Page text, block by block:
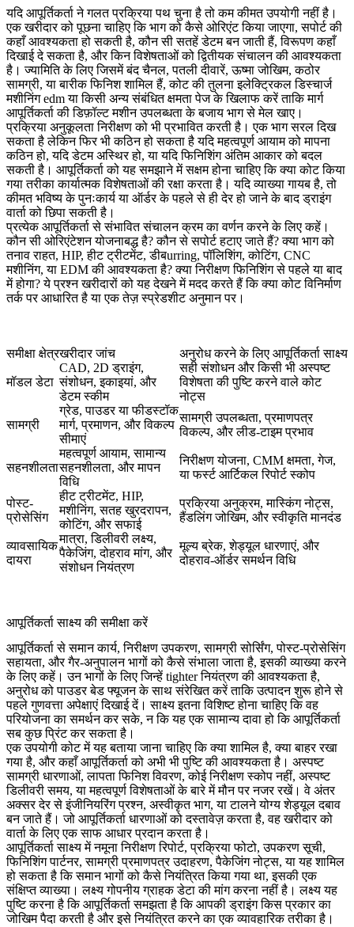
यदि आपूर्तिकर्ता ने गलत प्रक्रिया पथ चुना है तो कम कीमत उपयोगी नहीं है।
एक खरीदार को पूछना चाहिए कि भाग को कैसे ओरिएंट किया जाएगा, सपोर्ट की
कहाँ आवश्यकता हो सकती है, कौन सी सतहें डेटम बन जाती हैं, विरूपण कहाँ
दिखाई दे सकता है, और किन विशेषताओं को द्वितीयक संचालन की आवश्यकता
है। ज्यामिति के लिए जिसमें बंद चैनल, पतली दीवारें, ऊष्मा जोखिम, कठोर
सामग्री, या बारीक फिनिश शामिल हैं, कोट की तुलनाइलेक्ट्रिकल डिस्चार्ज
मशीनिंग edmया किसी अन्य संबंधित क्षमता पेज के खिलाफ करें ताकि मार्ग
आपूर्तिकर्ता की डिफ़ॉल्ट मशीन उपलब्धता के बजाय भाग से मेल खाए।
प्रक्रिया अनुकूलता निरीक्षण को भी प्रभावित करती है। एक भाग सरल दिख
सकता है लेकिन फिर भी कठिन हो सकता है यदि महत्वपूर्ण आयाम को मापना
कठिन हो, यदि डेटम अस्थिर हो, या यदि फिनिशिंग अंतिम आकार को बदल
सकती है। आपूर्तिकर्ता को यह समझाने में सक्षम होना चाहिए कि क्या कोट किया
गया तरीका कार्यात्मक विशेषताओं की रक्षा करता है। यदि व्याख्या गायब है, तो
कीमत भविष्य के पुनःकार्य या ऑर्डर के पहले से ही देर हो जाने के बाद ड्राइंग
वार्ता को छिपा सकती है।
प्रत्येक आपूर्तिकर्ता से संभावित संचालन क्रम का वर्णन करने के लिए कहें।
कौन सी ओरिएंटेशन योजनाबद्ध है? कौन से सपोर्ट हटाए जाते हैं? क्या भाग को
तनाव राहत, HIP, हीट ट्रीटमेंट, डीबurring, पॉलिशिंग, कोटिंग, CNC
मशीनिंग, या EDM की आवश्यकता है? क्या निरीक्षण फिनिशिंग से पहले या बाद
में होगा? ये प्रश्न खरीदारों को यह देखने में मदद करते हैं कि क्या कोट विनिर्माण
तर्क पर आधारित है या एक तेज़ स्प्रेडशीट अनुमान पर।
समीक्षा क्षेत्रखरीदार जांच अनुरोध करने के लिए आपूर्तिकर्ता साक्ष्य
मॉडल डेटा
CAD, 2D ड्राइंग,
संशोधन, इकाइयां, और
डेटम स्कीम
सही संशोधन और किसी भी अस्पष्ट
विशेषता की पुष्टि करने वाले कोट
नोट्स
सामग्री
ग्रेड, पाउडर या फीडस्टॉक
मार्ग, प्रमाणन, और विकल्प
सीमाएं
सामग्री उपलब्धता, प्रमाणपत्र
विकल्प, और लीड-टाइम प्रभाव
सहनशीलता
महत्वपूर्ण आयाम, सामान्य
सहनशीलता, और मापन
विधि
निरीक्षण योजना, CMM क्षमता, गेज,
या फर्स्ट आर्टिकल रिपोर्ट स्कोप
पोस्ट-
प्रोसेसिंग
हीट ट्रीटमेंट, HIP,
मशीनिंग, सतह खुरदरापन,
कोटिंग, और सफाई
प्रक्रिया अनुक्रम, मास्किंग नोट्स,
हैंडलिंग जोखिम, और स्वीकृति मानदंड
व्यावसायिक
दायरा
मात्रा, डिलीवरी लक्ष्य,
पैकेजिंग, दोहराव मांग, और
संशोधन नियंत्रण
मूल्य ब्रेक, शेड्यूल धारणाएं, और
दोहराव-ऑर्डर समर्थन विधि
आपूर्तिकर्ता साक्ष्य की समीक्षा करें
आपूर्तिकर्ता से समान कार्य, निरीक्षण उपकरण, सामग्री सोर्सिंग, पोस्ट-प्रोसेसिंग
सहायता, और गैर-अनुपालन भागों को कैसे संभाला जाता है, इसकी व्याख्या करने
के लिए कहें। उन भागों के लिए जिन्हें tighter नियंत्रण की आवश्यकता है,
अनुरोध कोपाउडर बेड फ्यूजनके साथ संरेखित करें ताकि उत्पादन शुरू होने से
पहले गुणवत्ता अपेक्षाएं दिखाई दें। साक्ष्य इतना विशिष्ट होना चाहिए कि वह
परियोजना का समर्थन कर सके, न कि यह एक सामान्य दावा हो कि आपूर्तिकर्ता
सब कुछ प्रिंट कर सकता है।
एक उपयोगी कोट में यह बताया जाना चाहिए कि क्या शामिल है, क्या बाहर रखा
गया है, और कहाँ आपूर्तिकर्ता को अभी भी पुष्टि की आवश्यकता है। अस्पष्ट
सामग्री धारणाओं, लापता फिनिश विवरण, कोई निरीक्षण स्कोप नहीं, अस्पष्ट
डिलीवरी समय, या महत्वपूर्ण विशेषताओं के बारे में मौन पर नजर रखें। वे अंतर
अक्सर देर से इंजीनियरिंग प्रश्न, अस्वीकृत भाग, या टालने योग्य शेड्यूल दबाव
बन जाते हैं। जो आपूर्तिकर्ता धारणाओं को दस्तावेज़ करता है, वह खरीदार को
वार्ता के लिए एक साफ आधार प्रदान करता है।
आपूर्तिकर्ता साक्ष्य में नमूना निरीक्षण रिपोर्ट, प्रक्रिया फोटो, उपकरण सूची,
फिनिशिंग पार्टनर, सामग्री प्रमाणपत्र उदाहरण, पैकेजिंग नोट्स, या यह शामिल
हो सकता है कि समान भागों को कैसे नियंत्रित किया गया था, इसकी एक
संक्षिप्त व्याख्या। लक्ष्य गोपनीय ग्राहक डेटा की मांग करना नहीं है। लक्ष्य यह
पुष्टि करना है कि आपूर्तिकर्ता समझता है कि आपकी ड्राइंग किस प्रकार का
जोखिम पैदा करती है और इसे नियंत्रित करने का एक व्यावहारिक तरीका है।